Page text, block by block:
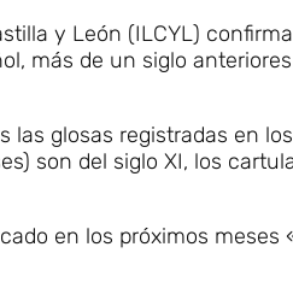
y León (ILCYL)
más de un siglo
las glosas registradas en
son del siglo XI, los
en los próximos meses